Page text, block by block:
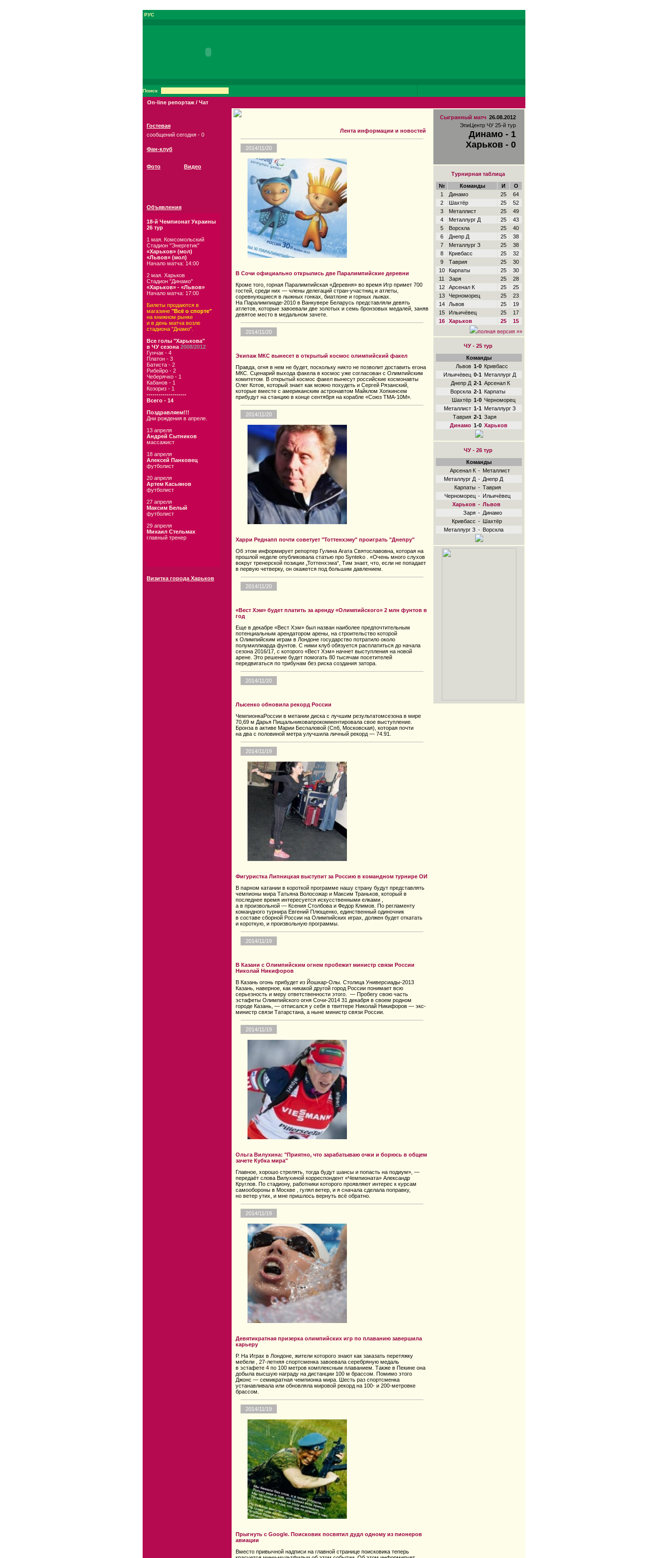
РУС
Поиск
On-line репортаж / Чат
Гостевая
сообщений сегодня - 0
Фан-клуб
Фото Видео
Объявления
18-й Чемпионат Украины
26 тур
1 мая. Комсомольский
Стадион "Энергетик"
«Харьков» (мол)
«Львов» (мол)
Начало матча: 14:00
2 мая. Харьков
Стадион "Динамо"
«Харьков» - «Львов»
Начало матча: 17:00
Билеты продаются в
магазине "Всё о спорте"
на книжном рынке
и в день матча возле
стадиона "Днамо".
Все голы "Харькова"
в ЧУ сезона 2008/2012
Гунчак - 4
Платон - 3
Батиста - 2
Рибейро - 2
Чеберячко - 1
Кабанов - 1
Козориз - 1
--------------------
Всего - 14
Поздравляем!!!
Дни рождения в апреле.
13 апреля
Андрей Сытников
массажист
18 апреля
Алексей Панковец
футболист
20 апреля
Артем Касьянов
футболист
27 апреля
Максим Белый
футболист
29 апреля
Михаил Стельмах
главный тренер
Визитка города Харьков
Лента информации и новостей
2014/11/20
В Сочи официально открылись две Паралимпийские деревни
Кроме того, горная Паралимпийская «Деревня» во время Игр примет 700
гостей, среди них — члены делегаций стран-участниц и атлеты,
соревнующиеся в лыжных гонках, биатлоне и горных лыжах.
На Паралимпиаде-2010 в Ванкувере Беларусь представляли девять
атлетов, которые завоевали две золотых и семь бронзовых медалей, заняв
девятое место в медальном зачете.
2014/11/20
Экипаж МКС вынесет в открытый космос олимпийский факел
Правда, огня в нем не будет, поскольку никто не позволит доставить егона
МКС. Сценарий выхода факела в космос уже согласован с Олимпийским
комитетом. В открытый космос факел вынесут российские космонавты
Олег Котов, который знает как можно похудеть и Сергей Рязанский,
которые вместе с американским астронавтом Майклом Хопкинсем
прибудут на станцию в конце сентября на корабле «Союз ТМА-10М».
2014/11/20
Харри Реднапп почти советует "Тоттенхэму" проиграть "Днепру"
Об этом информирует репортер Гулинa Агата Святославовна, которая на
прошлой неделе опубликовала статью про Synteko . «Очень много слухов
вокруг тренерской позиции „Тоттенхэма“, Тим знает, что, если не попадает
в первую четверку, он окажется под большим давлением.
2014/11/20
«Вест Хэм» будет платить за аренду «Олимпийского» 2 млн фунтов в
год
Еще в декабре «Вест Хэм» был назван наиболее предпочтительным
потенциальным арендатором арены, на строительство которой
к Олимпийским играм в Лондоне государство потратило около
полумиллиарда фунтов. С ними клуб обязуется расплатиться до начала
сезона 2016/17, с которого «Вест Хэм» начнет выступления на новой
арене. Это решение будет помогать 80 тысячам посетителей
передвигаться по трибунам без риска создания затора.
2014/11/20
Лысенко обновила рекорд России
ЧемпионкаРоссии в метании диска с лучшим результатомсезона в мире
70,69 м Дарья Пищальниковапрокомментировала свое выступление.
Бронза в активе Марии Беспаловой (Спб, Московская), которая почти
на два с половиной метра улучшила личный рекорд — 74.91.
2014/11/19
Фигуристка Липницкая выступит за Россию в командном турнире ОИ
В парном катании в короткой программе нашу страну будут представлять
чемпионы мира Татьяна Волосожар и Максим Траньков, который в
последнее время интересуется искусственными елками ,
а в произвольной — Ксения Столбова и Федор Климов. По регламенту
командного турнира Евгений Плющенко, единственный одиночник
в составе сборной России на Олимпийских играх, должен будет откатать
и короткую, и произвольную программы.
2014/11/19
В Казани с Олимпийским огнем пробежит министр связи России
Николай Никифоров
В Казань огонь прибудет из Йошкар-Олы. Столица Универсиады-2013
Казань, наверное, как никакой другой город России понимает всю
серьезность и меру ответственности этого. — Пробегу свою часть
эстафеты Олимпийского огня Сочи-2014 31 декабря в своем родном
городе Казань, — отписался у себя в твиттере Николай Никифоров — экс-
министр связи Татарстана, а ныне министр связи России.
2014/11/19
Ольга Вилухина: "Приятно, что зарабатываю очки и борюсь в общем
зачете Кубка мира"
Главное, хорошо стрелять, тогда будут шансы и попасть на подиум», —
передаёт слова Вилухиной корреспондент «Чемпионата» Александр
Круглов. По стадиону, работники которого проявляют интерес к курсам
самообороны в Москве , гулял ветер, и я сначала сделала поправку,
но ветер утих, и мне пришлось вернуть всё обратно.
2014/11/19
Девятикратная призерка олимпийских игр по плаванию завершила
карьеру
Р. На Играх в Лондоне, жители которого знают как заказать перетяжку
мебели , 27-летняя спортсменка завоевала серебряную медаль
в эстафете 4 по 100 метров комплексным плаванием. Также в Пекине она
добыла высшую награду на дистанции 100 м брассом. Помимо этого
Джонс — семикратная чемпионка мира. Шесть раз спортсменка
устанавливала или обновляла мировой рекорд на 100- и 200-метровке
брассом.
2014/11/19
Прыгнуть с Google. Поисковик посвятил дудл одному из пионеров
авиации
Вместо привычной надписи на главной странице поисковика теперь
Сыгранный матч 26.08.2012
ЭпиЦентр ЧУ 25-й тур
Динамо - 1
Харьков - 0
Турнирная таблица
№ Команды И
О
1
Динамо 25
64
2
Шахтёр 25
52
3
Металлист 25
49
4
Металлург Д 25
43
5
Ворскла 25
40
6
Днепр Д 25
38
7
Металлург З 25
38
8
Кривбасс 25
32
9
Таврия 25
30
10
Карпаты 25
30
11
Заря 25
28
12
Арсенал К 25
25
13
Черноморец 25
23
14
Львов 25
19
15
Ильичёвец 25
17
16
Харьков 25
15
полная версия »»
ЧУ - 25 тур
Команды
Львов 1-0 Кривбасс
Ильичёвец 0-1 Металлург Д
Днепр Д 2-1 Арсенал К
Ворскла 2-1 Карпаты
Шахтёр 1-0 Черноморец
Металлист 1-1 Металлург З
Таврия 2-1 Заря
Динамо 1-0 Харьков
ЧУ - 26 тур
Команды
Арсенал К - Металлист
Металлург Д - Днепр Д
Карпаты - Таврия
Черноморец - Ильичёвец
Харьков - Львов
Заря - Динамо
Кривбасс - Шахтёр
Металлург З - Ворскла